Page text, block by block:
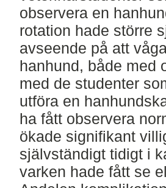
observera en
rotation hade större
avseende på att
hanhund, både med
med de studenter
utföra en
ha fått observera
ökade signifikant
självständigt tidigt i
varken hade fått se